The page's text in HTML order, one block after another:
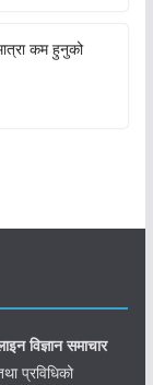
कम हुनुको
विज्ञान समाचार
प्रविधिको